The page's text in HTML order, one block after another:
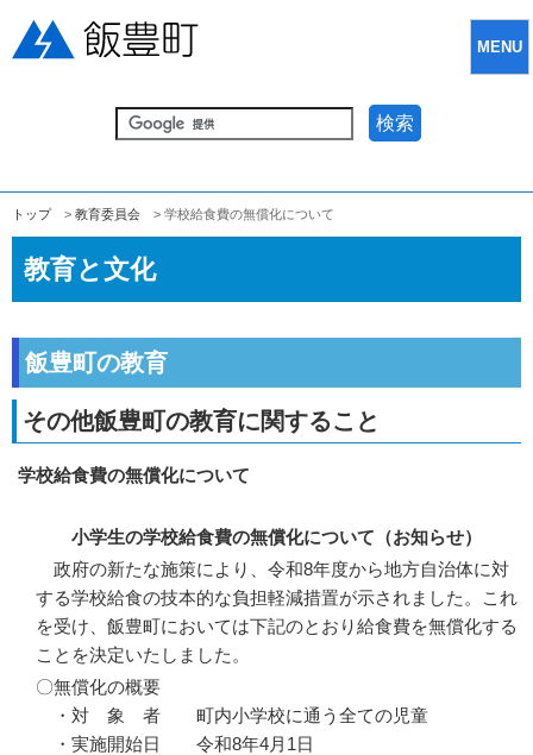
検索
MENU
トップ > 教育委員会 > 学校給食費の無償化について
教育と文化
飯豊町の教育
その他飯豊町の教育に関すること
学校給食費の無償化について
小学生の学校給食費の無償化について（お知らせ）
政府の新たな施策により、令和8年度から地方自治体に対
する学校給食の技本的な負担軽減措置が示されました。これ
を受け、飯豊町においては下記のとおり給食費を無償化する
ことを決定いたしました。
〇無償化の概要
・対 象 者 町内小学校に通う全ての児童
・実施開始日 令和8年4月1日